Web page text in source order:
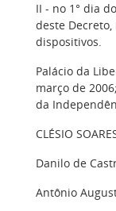
II - no 1° dia
deste
dispositivos.
Palácio da
março de
da
CLÉSIO
Danilo de
Antônio